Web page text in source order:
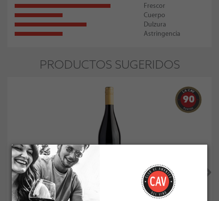
Frescor
Cuerpo
Dulzura
Astringencia
PRODUCTOS SUGERIDOS
90
Paso Drake Pinot Noir Reserva 2024